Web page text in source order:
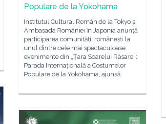
Populare de la Yokohama
Institutul Cultural Român de la Tokyo și
Ambasada României în Japonia anunță
participarea comunității românești la
unul dintre cele mai spectaculoase
evenimente din „Țara Soarelui Răsare”:
Parada Internațională a Costumelor
Populare de la Yokohama, ajunsă